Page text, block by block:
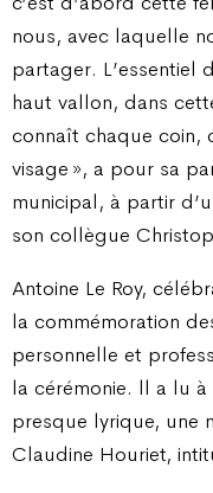
nous, avec laquelle
partager. L’essentiel
haut vallon, dans
connaît chaque coin,
visage », a pour sa
municipal, à partir
son collègue
Antoine Le Roy,
la commémoration
personnelle et
la cérémonie. ll a lu
presque lyrique, une
Claudine Houriet,